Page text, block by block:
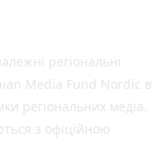
регіональні
Media Fund Nordic в
регіональних медіа.
з офіційною